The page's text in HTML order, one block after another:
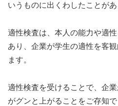
いうものに出くわしたことがあ
適性検査は、本人の能力や適
あり、企業が学生の適性を客
ます。
適性検査を受けることで、企
がグンと上がることをご存知で